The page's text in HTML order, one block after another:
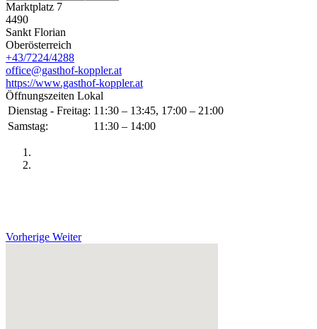
Marktplatz 7
4490
Sankt Florian
Oberösterreich
+43/7224/4288
office@gasthof-koppler.at
https://www.gasthof-koppler.at
Öffnungszeiten Lokal
Dienstag - Freitag: 11:30 – 13:45, 17:00 – 21:00
Samstag:
11:30 – 14:00
Vorherige Weiter